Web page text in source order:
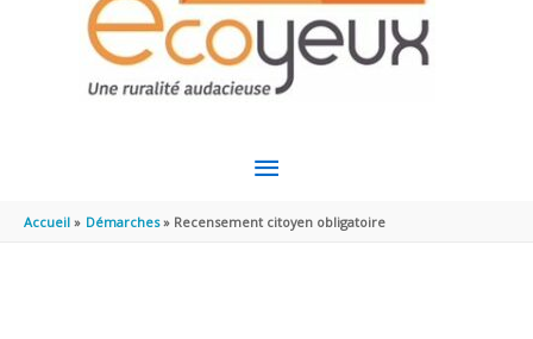
MENU
PRINCIPAL
Accueil Démarches Recensement citoyen obligatoire